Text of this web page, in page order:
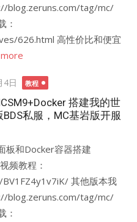
blog.zeruns.com/tag/mc/
：
626.html 高性价比和便宜
4日 教程
搭建我的世
私服，MC基岩版开服
板和Docker容器搭建
频教程：
其他版本我
blog.zeruns.com/tag/mc/
：